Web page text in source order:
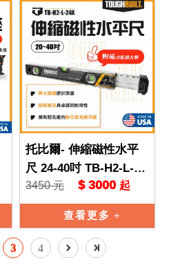
托比爾- 伸縮磁性水平
尺 24-40吋 TB-H2-L-24
X 附磁 帶燈 水平儀 TB
托比爾 T
3450 元 $ 3000 起
查看更多
3 4